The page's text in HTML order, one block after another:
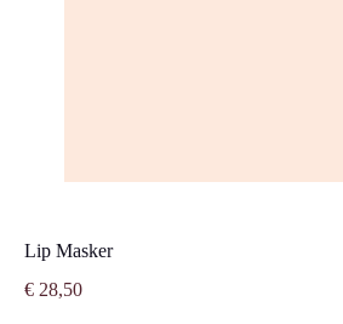
Lip Masker
€ 28,50